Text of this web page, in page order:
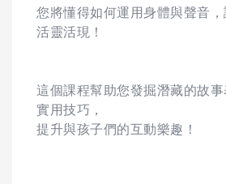
您將懂得如何運用身體與聲音
活靈活現！
這個課程幫助您發掘潛藏的故
實用技巧，
提升與孩子們的互動樂趣！